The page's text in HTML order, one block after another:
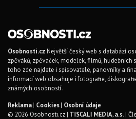
Osobnosti.cz Největší český web s databází
zpěváků, zpěvaček, modelek, filmů, hudebních
toho zde najdete i spisovatele, panovníky a
informací web obsahuje i fotografie,
známých osobností.
Reklama| Cookies| Osobní údaje
© 2026 Osobnosti.cz | TISCALI MEDIA, a.s.|